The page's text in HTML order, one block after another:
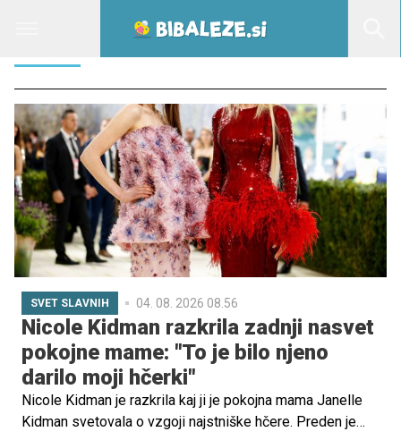
SVET SLAVNIH 04. 08. 2026 08.56
Nicole Kidman razkrila zadnji nasvet
pokojne mame: "To je bilo njeno
darilo moji hčerki"
Nicole Kidman je razkrila kaj ji je pokojna mama Janelle
Kidman svetovala o vzgoji najstniške hčere. Preden je